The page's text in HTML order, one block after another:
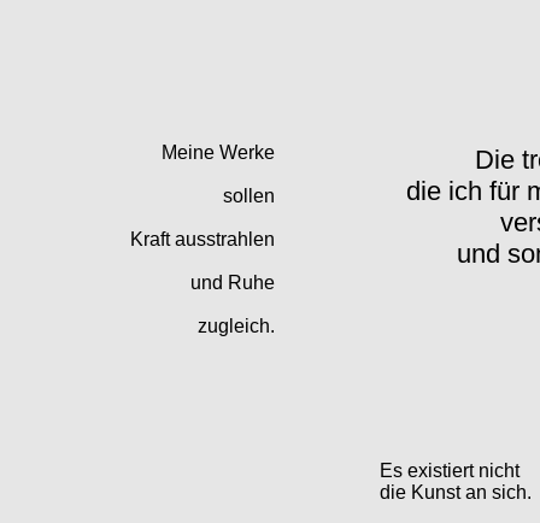
Meine Werke
sollen
Kraft ausstrahlen
und Ruhe
zugleich.
Die
die ich für
und
Es existiert nicht
die Kunst an sich.